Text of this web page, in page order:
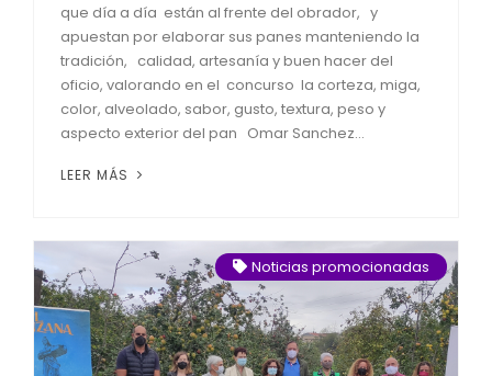
que día a día están al frente del obrador, y
apuestan por elaborar sus panes manteniendo la
tradición, calidad, artesanía y buen hacer del
oficio, valorando en el concurso la corteza, miga,
color, alveolado, sabor, gusto, textura, peso y
aspecto exterior del pan Omar Sanchez...
LEER MÁS
Noticias promocionadas